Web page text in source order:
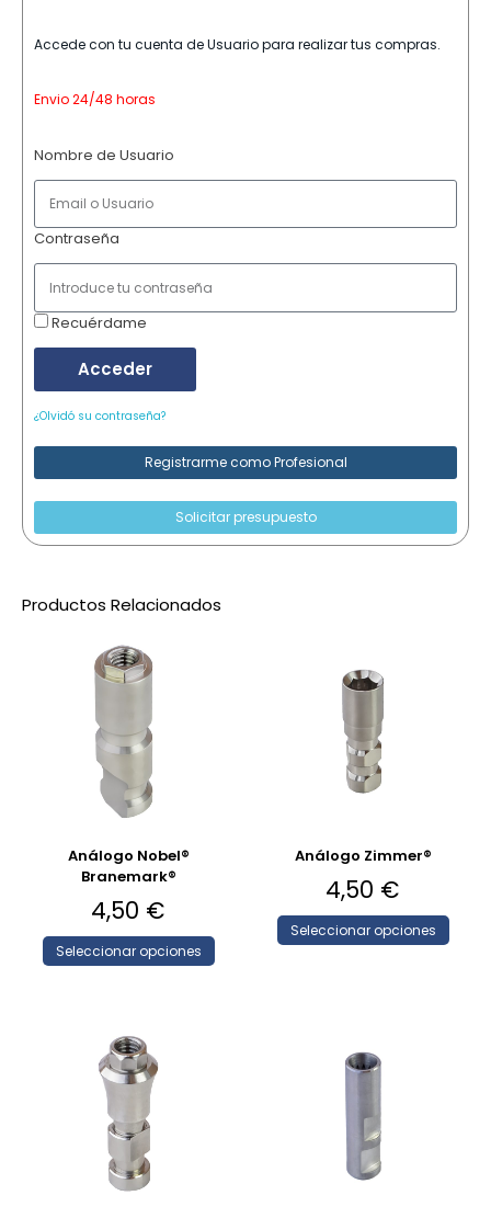
Accede con tu cuenta de Usuario para realizar tus compras.
Envio 24/48 horas
Nombre de Usuario
Contraseña
Recuérdame
Acceder
¿Olvidó su contraseña?
Registrarme como Profesional
Solicitar presupuesto
Productos Relacionados
Análogo Nobel®
Branemark®
4,50 €
Seleccionar opciones
Análogo Zimmer®
4,50 €
Seleccionar opciones